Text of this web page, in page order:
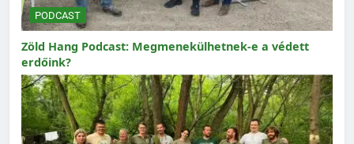
PODCAST
Zöld Hang Podcast: Megmenekülhetnek-e a védett
erdőink?